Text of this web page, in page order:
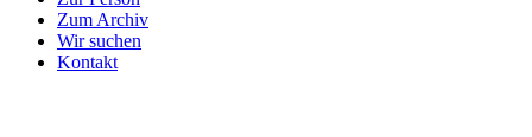
Zum Archiv
Wir suchen
Kontakt